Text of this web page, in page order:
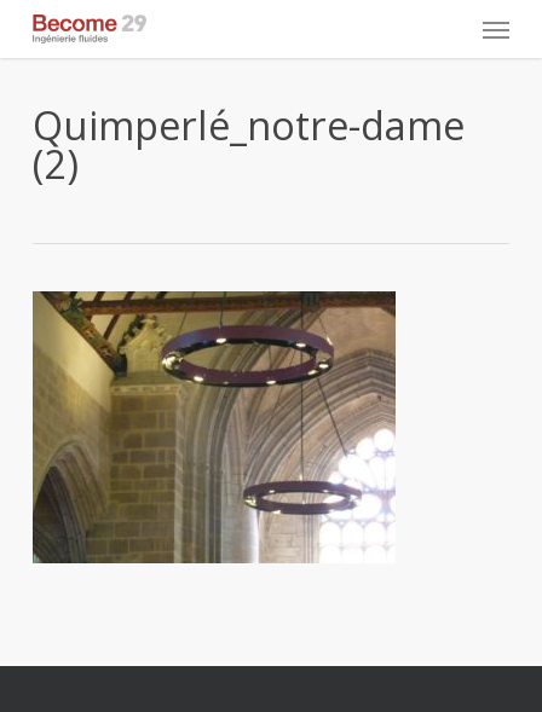
main
Menu
Quimperlé_notre-dame
(2)